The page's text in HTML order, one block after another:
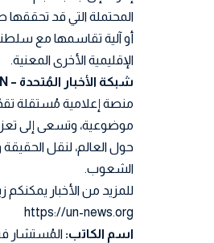
المحتملة التي قد
أو آلية تقاسمها مع
الإقليمية الأخرى المعنية.
شبكة الأخبار المُتحدة – UNN العربية
منصة إعلامية مُستقلة
موضوعية، وتسعى إلى
حول العالم، لنقل الحقيقة
الشعوب.
للمزيد من الأخبار يمكنكم
https://un-news.org
اسم الكاتب:المُستشار